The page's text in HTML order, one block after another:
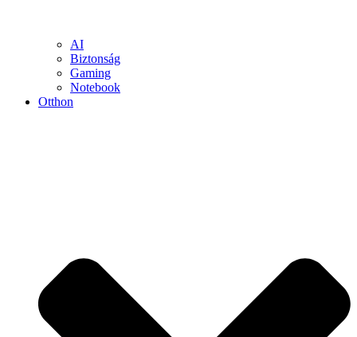
AI
Biztonság
Gaming
Notebook
Otthon